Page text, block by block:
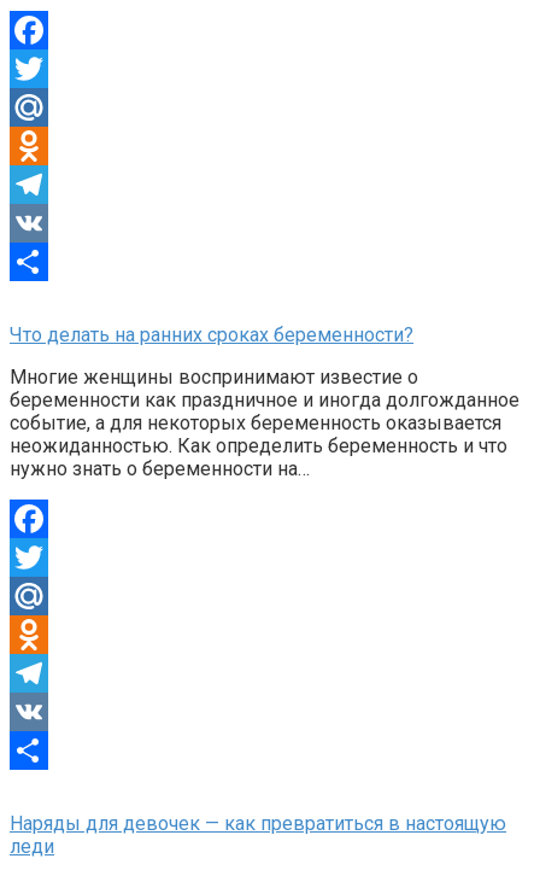
Facebook
Twitter
Mail.Ru
Odnoklassniki
Telegram
VK
Что делать на ранних сроках беременности?
Многие женщины воспринимают известие о
беременности как праздничное и иногда долгожданное
событие, а для некоторых беременность оказывается
неожиданностью. Как определить беременность и что
нужно знать о беременности на…
Facebook
Twitter
Mail.Ru
Odnoklassniki
Telegram
VK
Наряды для девочек — как превратиться в настоящую
леди